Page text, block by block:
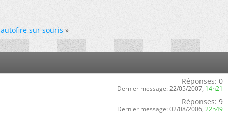
sur souris »
Réponses: 0
Dernier message: 22/05/2007, 14h21
Réponses: 9
Dernier message: 02/08/2006, 22h49